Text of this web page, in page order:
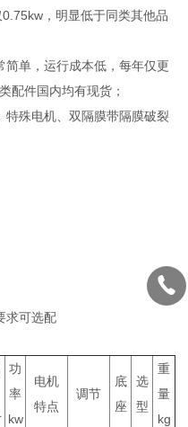
，明显低于同类其他品
单，运行成本低，每年仅更
配件国内均有现货；
特殊电机、双隔膜带隔膜破裂
求可选配
功
率
kw
电机
特点
调节
底
座
选
型
重
量
kg